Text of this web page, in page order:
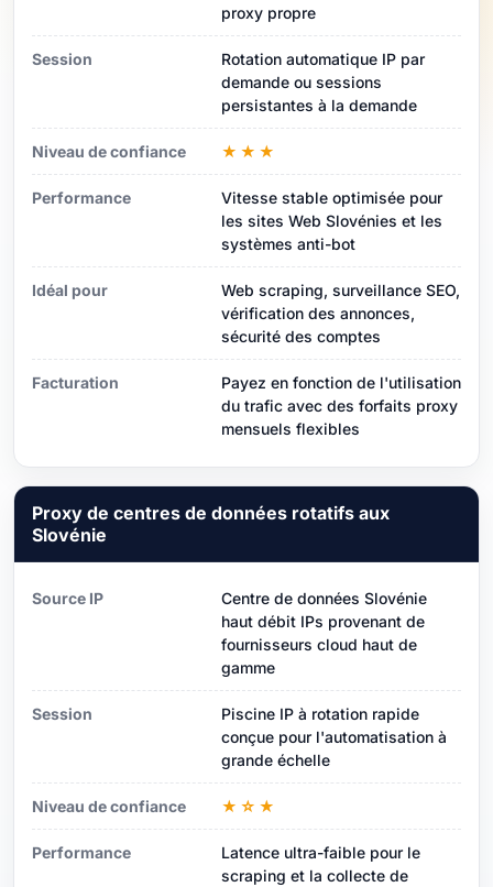
proxy propre
Session
Rotation automatique IP par
demande ou sessions
persistantes à la demande
Niveau de confiance ★★★
Performance
Vitesse stable optimisée pour
les sites Web Slovénies et les
systèmes anti-bot
Idéal pour
Web scraping, surveillance SEO,
vérification des annonces,
sécurité des comptes
Facturation
Payez en fonction de l'utilisation
du trafic avec des forfaits proxy
mensuels flexibles
Proxy de centres de données rotatifs aux
Slovénie
Source IP
Centre de données Slovénie
haut débit IPs provenant de
fournisseurs cloud haut de
gamme
Session
Piscine IP à rotation rapide
conçue pour l'automatisation à
grande échelle
Niveau de confiance ★☆★
Performance
Latence ultra-faible pour le
scraping et la collecte de